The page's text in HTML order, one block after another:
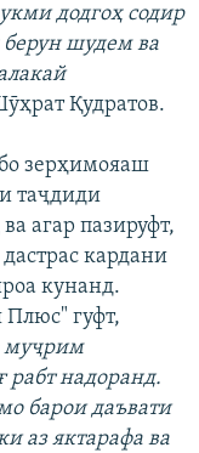
додгоҳ содир
шудем ва
Қудратов.
зерҳимояаш
таҷдиди
агар пазируфт,
кардани
кунанд.
Плюс" гуфт,
муҷрим
рабт надоранд.
барои даъвати
аз яктарафа ва